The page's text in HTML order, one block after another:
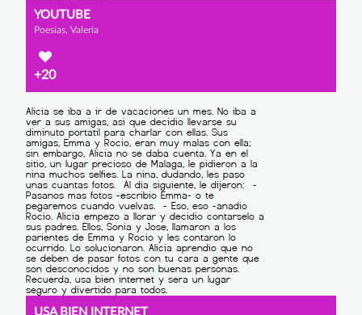
YOUTUBE
Poesías, Valeria
+20
USA BIEN INTERNET